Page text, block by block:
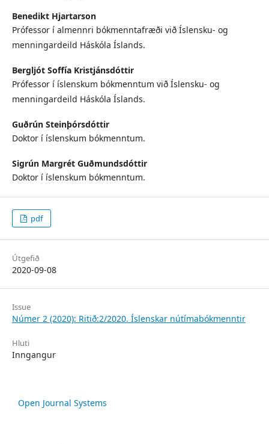
Benedikt Hjartarson
Prófessor í almennri bókmenntafræði við Íslensku- og
menningardeild Háskóla Íslands.
Bergljót Soffía Kristjánsdóttir
Prófessor í íslenskum bókmenntum við Íslensku- og
menningardeild Háskóla Íslands.
Guðrún Steinþórsdóttir
Doktor í íslenskum bókmenntum.
Sigrún Margrét Guðmundsdóttir
Doktor í íslenskum bókmenntum.
pdf
Útgefið
2020-09-08
Issue
Númer 2 (2020): Ritið:2/2020. Íslenskar nútímabókmenntir
Hluti
Inngangur
Open Journal Systems